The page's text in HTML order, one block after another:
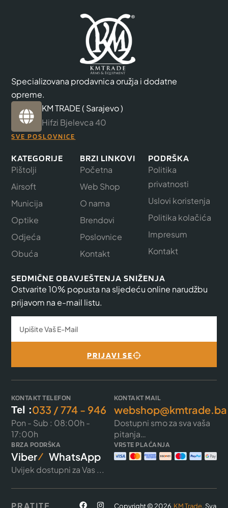
Specializovana prodavnica oružja i dodatne
opreme.
KM TRADE ( Sarajevo )
Hifzi Bjelevca 40
SVE POSLOVNICE
KATEGORIJE
Pištolji
Airsoft
Municija
Optike
Odjeća
Obuća
BRZI LINKOVI
Početna
Web Shop
O nama
Brendovi
Poslovnice
Kontakt
PODRŠKA
Politika
privatnosti
Uslovi koristenja
Politika kolačića
Impresum
Kontakt
SEDMIČNE OBAVJEŠTENJA SNIŽENJA
Ostvarite 10% popusta na sljedeću online narudžbu
prijavom na e-mail listu.
PRIJAVI SE
KONTAKT TELEFON
Tel :033 / 774 - 946
Pon - Sub : 08:00h -
17:00h
KONTAKT MAIL
webshop@kmtrade.ba
Dostupni smo za sva vaša
pitanja…
BRZA PODRŠKA
Viber WhatsApp
Uvijek dostupni za Vas ...
VRSTE PLAĆANJA
Copyright © 2026 KM Trade. Sva
PRATITE